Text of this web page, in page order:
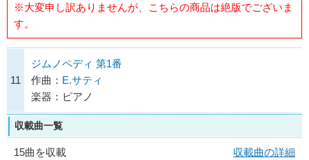
※大変申し訳ありませんが、こちらの商品は絶版でございま
す。
11
ジムノペディ 第1番
作曲： E.サティ
楽器：ピアノ
収載曲一覧
15曲を収載
収載曲の詳細